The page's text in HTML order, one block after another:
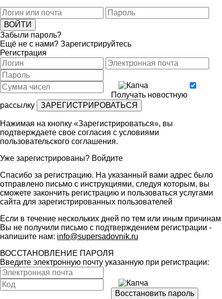
Забыли пароль?
Ещё не с нами? Зарегистрируйтесь
Регистрация
Получать новостную
рассылку
Нажимая на кнопку «Зарегистрироваться», вы
подтверждаете свое согласия с условиями
пользовательского соглашения.
Уже зарегистрированы? Войдите
Спасибо за регистрацию. На указанный вами адрес было
отправлено письмо с инструкциями, следуя которым, вы
сможете закончить регистрацию и пользоваться услугами
сайта для зарегистрированных пользователей
Если в течение нескольких дней по тем или иным причинам
Вы не получили письмо с подтверждением регистрации -
напишите нам: info@supersadovnik.ru
ВОССТАНОВЛЕНИЕ ПАРОЛЯ
Введите электронную почту указанную при регистрации: